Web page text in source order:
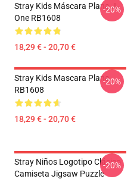
Stray Kids Máscara Plana J-
One RB1608
18,29 € - 20,70 €
-20%
Stray Kids Mascara Plana
RB1608
18,29 € - 20,70 €
-20%
Stray Niños Logotipo Clásico
Camiseta Jigsaw Puzzle
-20%